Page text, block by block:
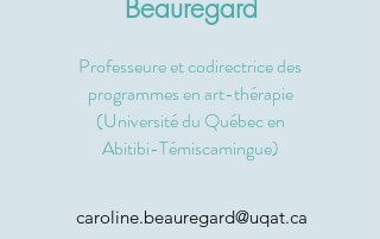
Beauregard
Professeure et codirectrice des
programmes en art-thérapie
(Université du Québec en
Abitibi-Témiscamingue)
caroline.beauregard@uqat.ca